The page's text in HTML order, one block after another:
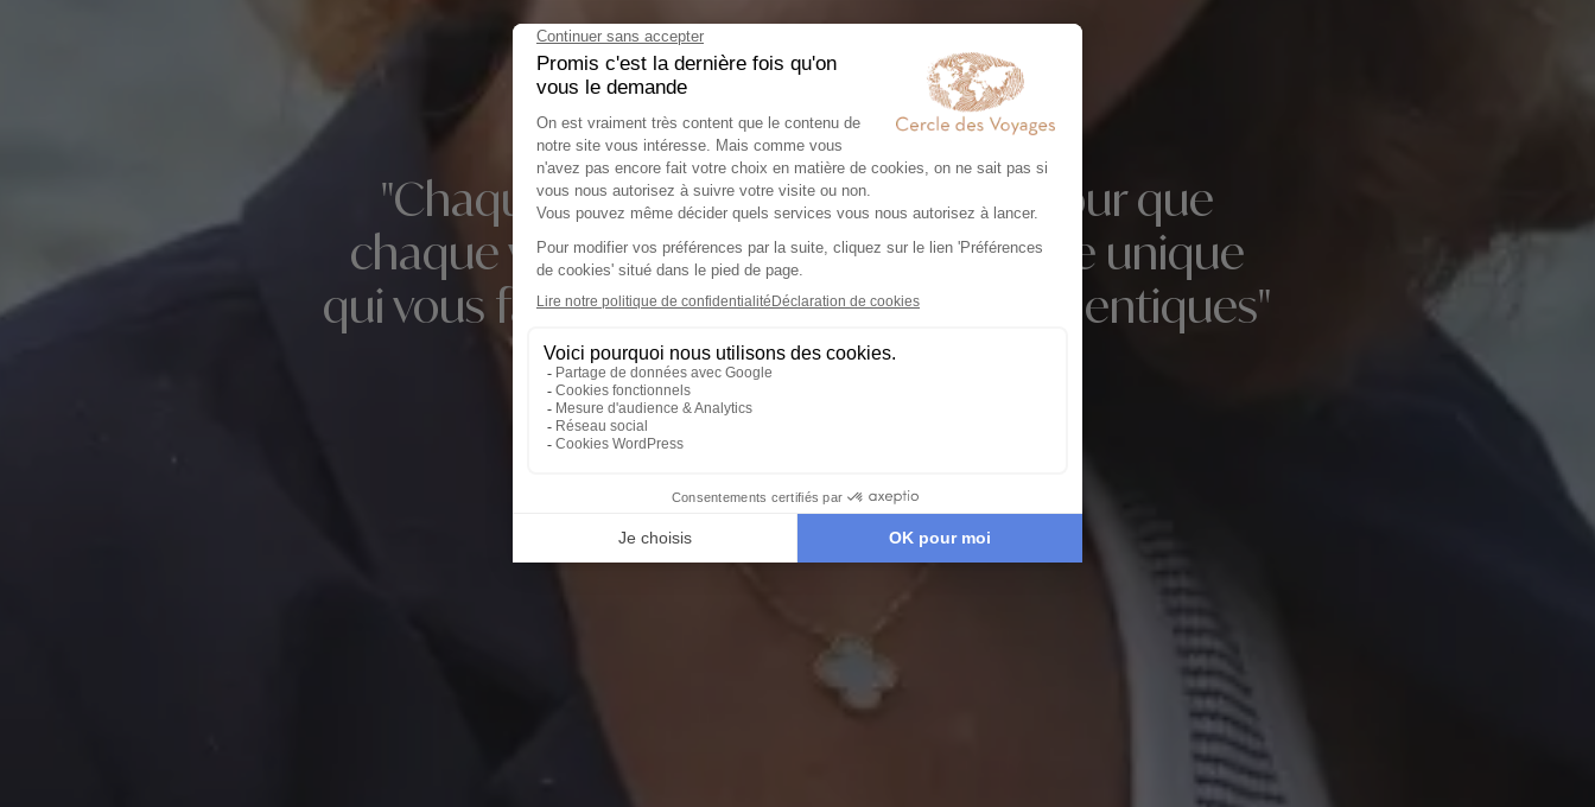
"Chaque jour, nous nous battons pour que
chaque voyage soit un moment de vie unique
qui vous fasse vivre des moments authentiques"
Rose-Marie Farrugia, PDG Cercle des Voyages